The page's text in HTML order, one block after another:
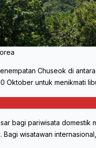
Chuseok di
Oktober untuk menikmati
bagi pariwisata domestik
wisatawan